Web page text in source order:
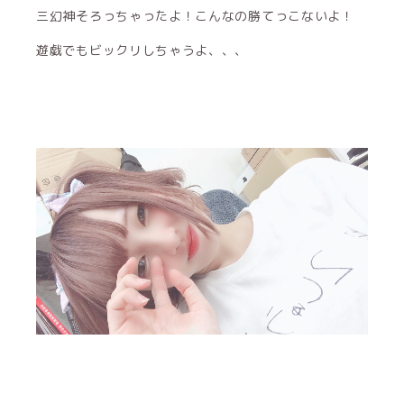
三幻神そろっちゃったよ！こんなの勝てっこないよ！
遊戯でもビックリしちゃうよ、、、